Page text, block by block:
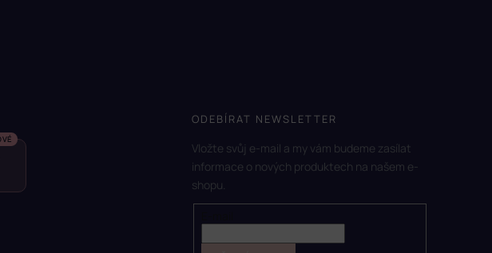
ODEBÍRAT NEWSLETTER
Vložte svůj e-mail a my vám budeme zasílat
informace o nových produktech na našem e-
shopu.